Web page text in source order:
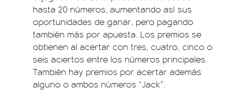
hasta 20 números, aumentando así sus
oportunidades de ganar, pero pagando
también más por apuesta. Los premios se
obtienen al acertar con tres, cuatro, cinco o
seis aciertos entre los números principales.
También hay premios por acertar además
alguno o ambos números “Jack”.